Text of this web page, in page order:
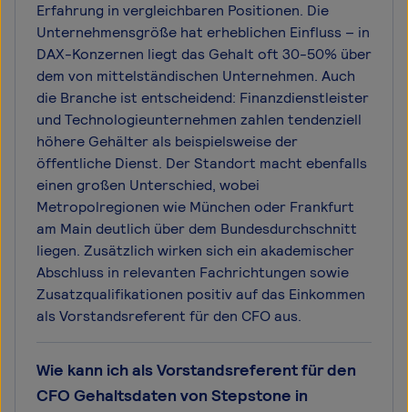
Erfahrung in vergleichbaren Positionen. Die
Unternehmensgröße hat erheblichen Einfluss – in
DAX-Konzernen liegt das Gehalt oft 30-50% über
dem von mittelständischen Unternehmen. Auch
die Branche ist entscheidend: Finanzdienstleister
und Technologieunternehmen zahlen tendenziell
höhere Gehälter als beispielsweise der
öffentliche Dienst. Der Standort macht ebenfalls
einen großen Unterschied, wobei
Metropolregionen wie München oder Frankfurt
am Main deutlich über dem Bundesdurchschnitt
liegen. Zusätzlich wirken sich ein akademischer
Abschluss in relevanten Fachrichtungen sowie
Zusatzqualifikationen positiv auf das Einkommen
als Vorstandsreferent für den CFO aus.
Wie kann ich als Vorstandsreferent für den
CFO Gehaltsdaten von Stepstone in